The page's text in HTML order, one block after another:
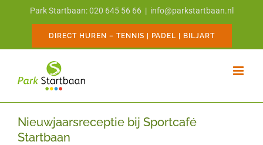
Park Startbaan: 020 645 56 66 | info@parkstartbaan.nl
DIRECT HUREN – TENNIS | PADEL | BILJART
Nieuwjaarsreceptie bij Sportcafé
Startbaan